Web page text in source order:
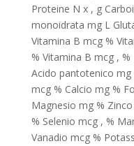
Proteine N x , g
monoidrata mg L
Vitamina B mcg %
% Vitamina B mcg ,
Acido pantotenico mg
mcg % Calcio mg %
Magnesio mg %
% Selenio mcg , %
Vanadio mcg %